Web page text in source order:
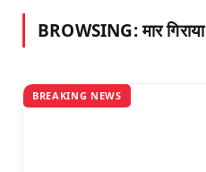
BROWSING:मार गिराया
BREAKING NEWS